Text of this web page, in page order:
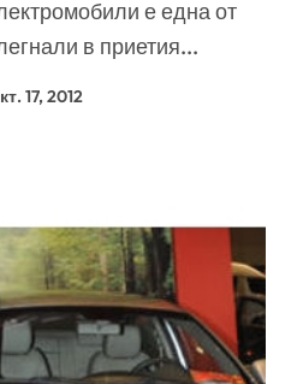
е една от
в приетия...
17, 2012